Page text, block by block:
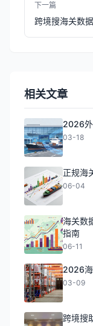
下一篇
跨境搜海关数
相关文章
2026
03-18
正规海
06-04
海关数
指南
06-11
2026
03-09
跨境搜